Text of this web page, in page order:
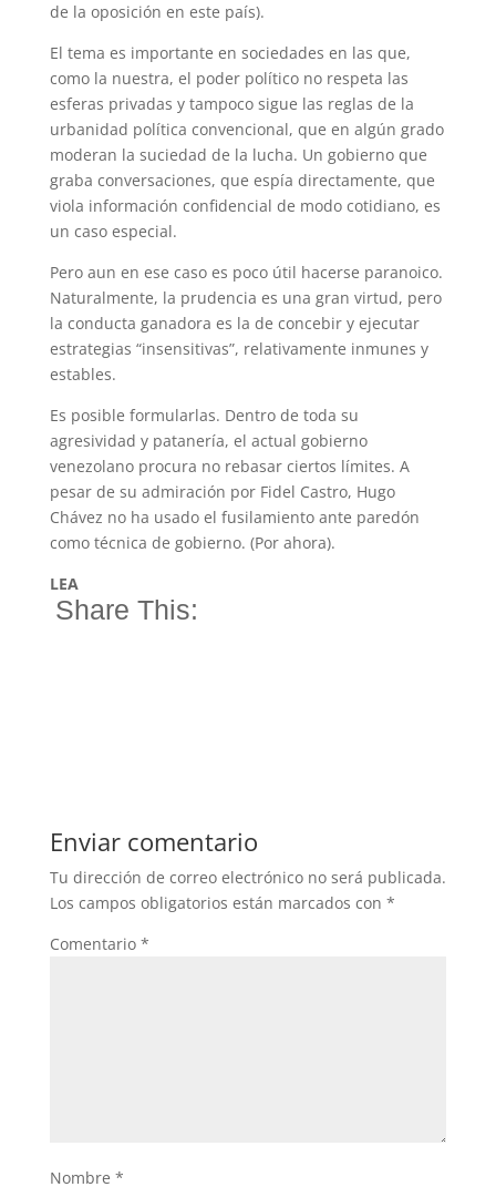
de la oposición en este país).
El tema es importante en sociedades en las que,
como la nuestra, el poder político no respeta las
esferas privadas y tampoco sigue las reglas de la
urbanidad política convencional, que en algún grado
moderan la suciedad de la lucha. Un gobierno que
graba conversaciones, que espía directamente, que
viola información confidencial de modo cotidiano, es
un caso especial.
Pero aun en ese caso es poco útil hacerse paranoico.
Naturalmente, la prudencia es una gran virtud, pero
la conducta ganadora es la de concebir y ejecutar
estrategias “insensitivas”, relativamente inmunes y
estables.
Es posible formularlas. Dentro de toda su
agresividad y patanería, el actual gobierno
venezolano procura no rebasar ciertos límites. A
pesar de su admiración por Fidel Castro, Hugo
Chávez no ha usado el fusilamiento ante paredón
como técnica de gobierno. (Por ahora).
LEA
Share This:
Enviar comentario
Tu dirección de correo electrónico no será publicada.
Los campos obligatorios están marcados con *
Comentario *
Nombre *